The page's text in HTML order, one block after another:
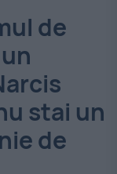
de
stai un
de